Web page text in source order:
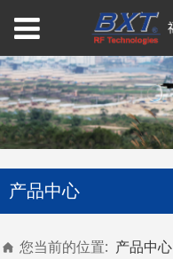
产品中心
您当前的位置: 产品中心